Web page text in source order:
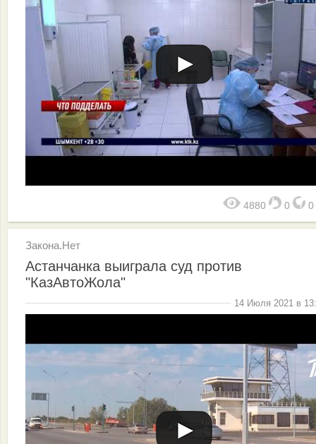
4880 0 0
Закона.Нет
Астанчанка выиграла суд против
"КазАвтоЖола"
14 Июля 2021 в